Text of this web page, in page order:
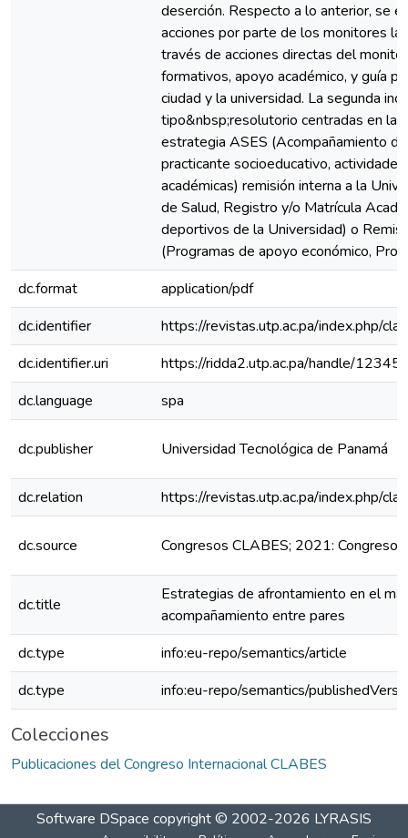
deserción. Respecto a lo anterior, se
acciones por parte de los monitores la
través de acciones directas del
formativos, apoyo académico, y guía
ciudad y la universidad. La segunda
tipo&nbsp;resolutorio centradas en la
estrategia ASES (Acompañamiento
practicante socioeducativo,
académicas) remisión interna a la
de Salud, Registro y/o Matrícula
deportivos de la Universidad) o
(Programas de apoyo económico,
dc.format
application/pdf
dc.identifier
https://revistas.utp.ac.pa/index.php/
dc.identifier.uri
https://ridda2.utp.ac.pa/handle/
dc.language
spa
dc.publisher Universidad Tecnológica de Panamá
dc.relation https://revistas.utp.ac.pa/index.php/
dc.source Congresos CLABES; 2021: Congreso
dc.title
Estrategias de afrontamiento en el
acompañamiento entre pares
dc.type
info:eu-repo/semantics/article
dc.type
info:eu-repo/semantics/
Colecciones
Publicaciones del Congreso Internacional CLABES
Software DSpace copyright © 2002-2026 LYRASIS